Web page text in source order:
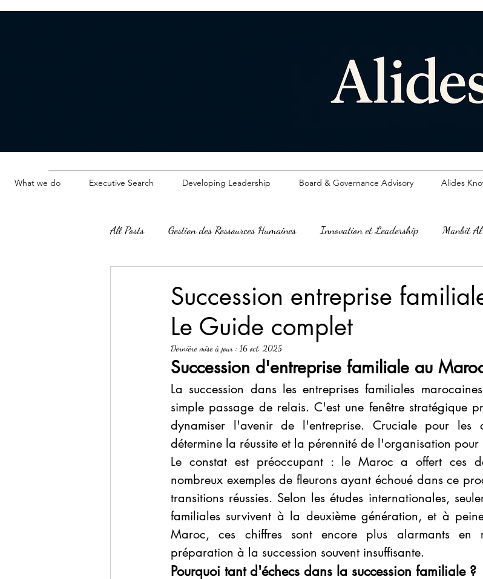
What we do Executive Search Developing Leadership Board & Governance Advisory Alides
All Posts Gestion des Ressources Humaines Innovation et Leadership Manbit
Succession entreprise
Le Guide complet
Dernière mise à jour : 16 oct. 2025
Succession d'entreprise familiale au
La succession dans les entreprises familiales
simple passage de relais. C'est une fenêtre stratégique
dynamiser l'avenir de l'entreprise. Cruciale pour les
détermine la réussite et la pérennité de l'organisation pour
Le constat est préoccupant : le Maroc a offert ces
nombreux exemples de fleurons ayant échoué dans ce
transitions réussies. Selon les études internationales,
familiales survivent à la deuxième génération, et à
Maroc, ces chiffres sont encore plus alarmants en
préparation à la succession souvent insuffisante.
Pourquoi tant d'échecs dans la succession familiale ?